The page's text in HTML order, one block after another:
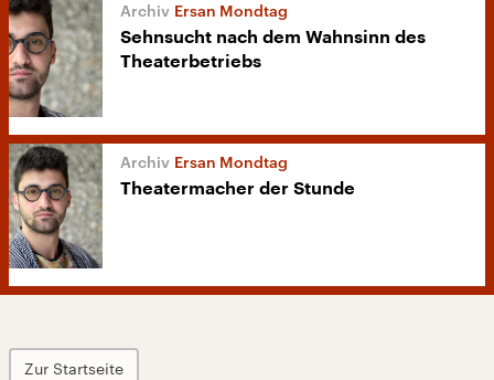
Ersan Mondtag
Sehnsucht nach dem Wahnsinn des
Theaterbetriebs
Ersan Mondtag
Theatermacher der Stunde
Zur Startseite